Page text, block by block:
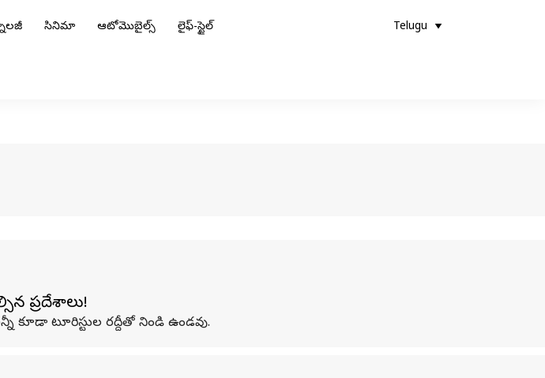
సినిమా ఆటోమొబైల్స్ లైఫ్-స్టైల్ Telugu
ప్రదేశాలు!
కూడా టూరిస్టుల రద్దీతో నిండి ఉండవు.